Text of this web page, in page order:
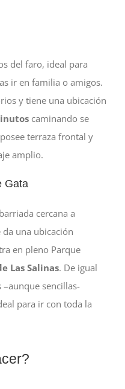
del faro, ideal para
ir en familia o amigos.
y tiene una ubicación
caminando se
terraza frontal y
amplio.
Gata
cercana a
una ubicación
en pleno Parque
Las Salinas. De igual
sencillas-
para ir con toda la